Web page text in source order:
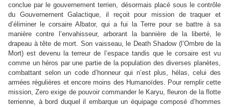
conclue par le gouvernement terrien, désormais placé sous le contrôle
du Gouvernement Galactique, il reçoit pour mission de traquer et
d’éliminer le corsaire Albator, qui a fui la Terre pour se battre à sa
manière contre l’envahisseur, arborant la bannière de la liberté, le
drapeau à tête de mort. Son vaisseau, le Death Shadow (l’Ombre de la
Mort) est devenu la terreur de l’espace tandis que le corsaire est vu
comme un héros par une partie de la population des diverses planètes,
combattant selon un code d’honneur qui n’est plus, hélas, celui des
armées régulières et encore moins des Humanoïdes. Pour remplir cette
mission, Zero exige de pouvoir commander le Karyu, fleuron de la flotte
terrienne, à bord duquel il embarque un équipage composé d’hommes